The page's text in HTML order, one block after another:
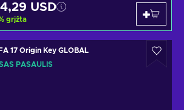
USD
grįžta
17 Origin Key GLOBAL
PASAULIS